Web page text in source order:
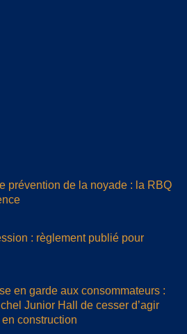
prévention de la noyade : la RBQ
: règlement publié pour
en garde aux consommateurs :
Junior Hall de cesser d’agir
construction